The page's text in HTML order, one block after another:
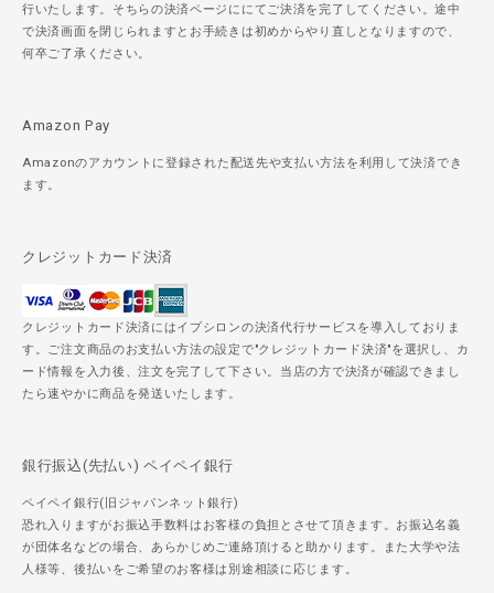
行いたします。そちらの決済ページににてご決済を完了してください。途中
で決済画面を閉じられますとお手続きは初めからやり直しとなりますので、
何卒ご了承ください。
Amazon Pay
Amazonのアカウントに登録された配送先や支払い方法を利用して決済でき
ます。
クレジットカード決済
クレジットカード決済にはイプシロンの決済代行サービスを導入しておりま
す。ご注文商品のお支払い方法の設定で"クレジットカード決済"を選択し、カ
ード情報を入力後、注文を完了して下さい。当店の方で決済が確認できまし
たら速やかに商品を発送いたします。
銀行振込(先払い) ペイペイ銀行
ペイペイ銀行(旧ジャパンネット銀行)
恐れ入りますがお振込手数料はお客様の負担とさせて頂きます。お振込名義
が団体名などの場合、あらかじめご連絡頂けると助かります。また大学や法
人様等、後払いをご希望のお客様は別途相談に応じます。